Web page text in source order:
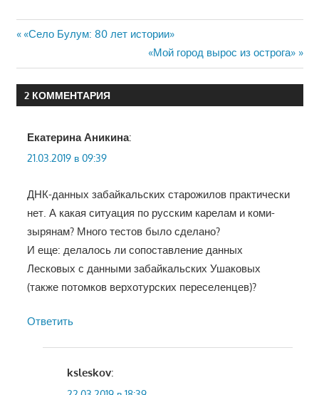
Навигация
по
записям
Предыдущая
«Село Булум: 80 лет истории»
Следующая
запись:
«Мой город вырос из острога»
2 КОММЕНТАРИЯ
Екатерина Аникина:
21.03.2019 в 09:39
ДНК-данных забайкальских старожилов практически
нет. А какая ситуация по русским карелам и коми-
зырянам? Много тестов было сделано?
И еще: делалось ли сопоставление данных
Лесковых с данными забайкальских Ушаковых
(также потомков верхотурских переселенцев)?
Ответить
ksleskov: